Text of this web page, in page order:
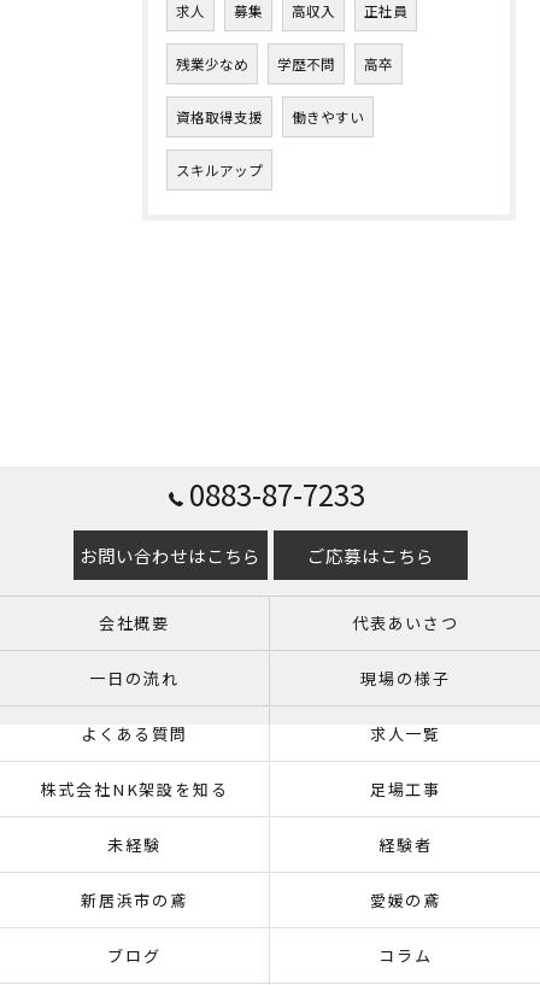
求人 募集 高収入 正社員
残業少なめ 学歴不問 高卒
資格取得支援 働きやすい
スキルアップ
0883-87-7233
お問い合わせはこちら ご応募はこちら
会社概要 代表あいさつ
一日の流れ 現場の様子
よくある質問 求人一覧
株式会社NK架設を知る 足場工事
未経験 経験者
新居浜市の鳶 愛媛の鳶
ブログ コラム